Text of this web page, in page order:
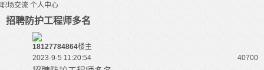
职场交流 个人中心
招聘防护工程师多名
18127784864楼主
2023-9-5 11:20:54
40700